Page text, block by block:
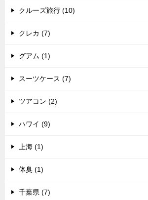
クルーズ旅行 (10)
クレカ (7)
グアム (1)
スーツケース (7)
ツアコン (2)
ハワイ (9)
上海 (1)
体臭 (1)
千葉県 (7)